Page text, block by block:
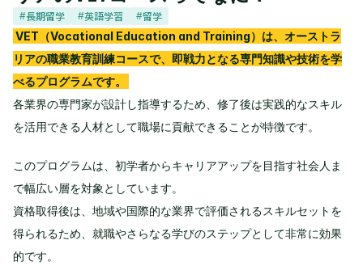
#長期留学 #英語学習 #留学
VET（Vocational Education and Training）は、オーストラ
リアの職業教育訓練コースで、即戦力となる専門知識や技術を学
べるプログラムです。
各業界の専門家が設計し指導するため、修了後は実践的なスキル
を活用できる人材として職場に貢献できることが特徴です。
このプログラムは、初学者からキャリアアップを目指す社会人ま
で幅広い層を対象としています。
資格取得後は、地域や国際的な業界で評価されるスキルセットを
得られるため、就職やさらなる学びのステップとして非常に効果
的です。